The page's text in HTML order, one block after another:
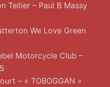
Tellier – Paul B Massy
We Love Green
Motorcycle Club –
– « TOBOGGAN »